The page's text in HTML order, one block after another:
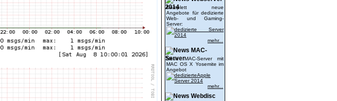
2014
Komplett neue
Angebote für dedizierte
Web- und Gaming-
Server:
mehr...
MAC-
Server
Neue MAC-Server mit
MAC OS X Yosemite im
Angebot
mehr...
Webdisc